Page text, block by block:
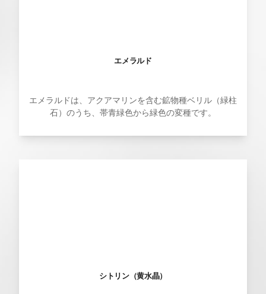
エメラルド
エメラルドは、アクアマリンを含む鉱物種ベリル（緑柱
石）のうち、帯青緑色から緑色の変種です。
シトリン（黄水晶）